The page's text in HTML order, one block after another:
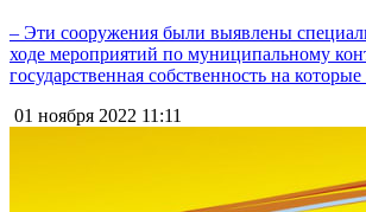
– Эти сооружения были выявлены
ходе мероприятий по муниципальному
государственная собственность на
01 ноября 2022 11:11